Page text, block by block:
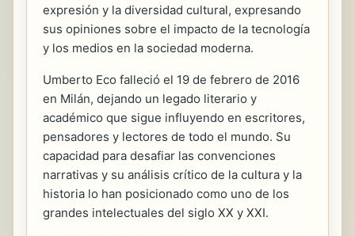
expresión y la diversidad cultural, expresando
sus opiniones sobre el impacto de la tecnología
y los medios en la sociedad moderna.
Umberto Eco falleció el 19 de febrero de 2016
en Milán, dejando un legado literario y
académico que sigue influyendo en escritores,
pensadores y lectores de todo el mundo. Su
capacidad para desafiar las convenciones
narrativas y su análisis crítico de la cultura y la
historia lo han posicionado como uno de los
grandes intelectuales del siglo XX y XXI.